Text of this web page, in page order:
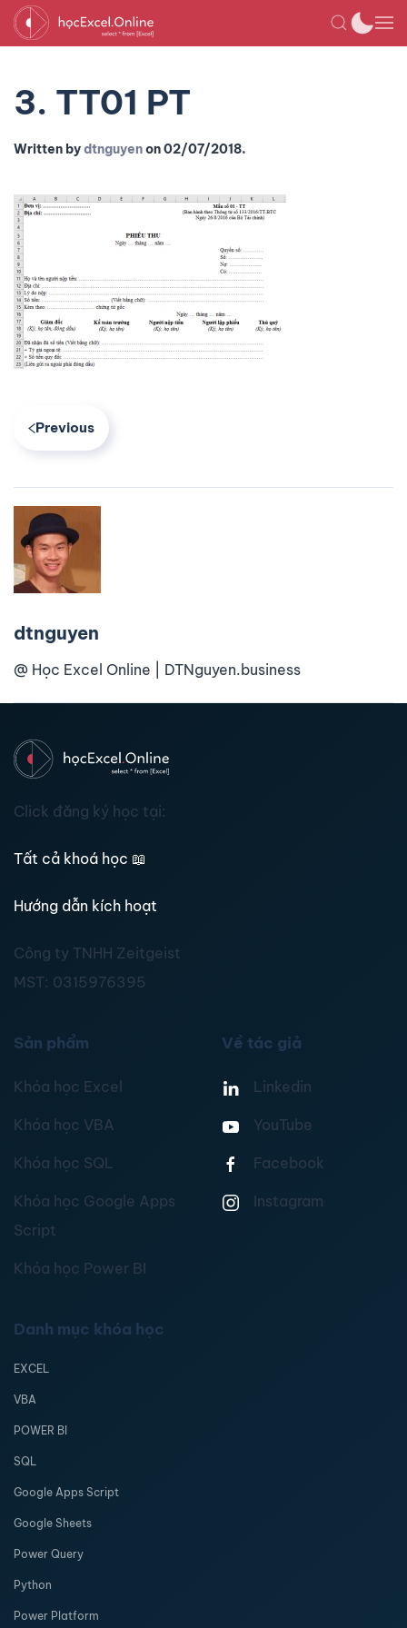
3. TT01 PT
Written bydtnguyenon02/07/2018.
Previous
dtnguyen
@ Học Excel Online | DTNguyen.business
Click đăng ký học tại:
Tất cả khoá học 📖
Hướng dẫn kích hoạt
Công ty TNHH Zeitgeist
MST: 0315976395
Sản phẩm
Khóa học Excel
Khóa học VBA
Khóa học SQL
Khóa học Google Apps
Script
Khóa học Power BI
Về tác giả
Linkedin
YouTube
Facebook
Instagram
Danh mục khóa học
EXCEL
VBA
POWER BI
SQL
Google Apps Script
Google Sheets
Power Query
Python
Power Platform